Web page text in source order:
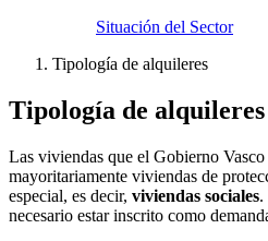
Situación del Sector
Tipología de alquileres
Tipología de alquileres
Las viviendas que el Gobierno
mayoritariamente viviendas de
especial, es decir, viviendas sociales.
necesario estar inscrito como